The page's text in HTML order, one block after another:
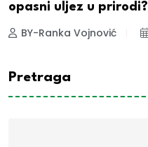
opasni uljez u prirodi?
BY-Ranka Vojnović
Pretraga